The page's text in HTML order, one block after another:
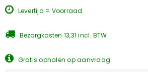
Levertijd = Voorraad
Bezorgkosten 13,31 incl. BTW
Gratis ophalen op aanvraag